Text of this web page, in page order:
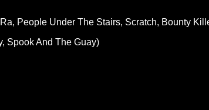
People Under The Stairs, Scratch, Bounty
Spook And The Guay)